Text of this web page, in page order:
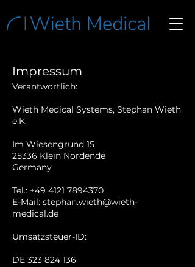
Impressum
Verantwortlich:
Wieth Medical Systems, Stephan Wieth
e.K.
Im Wiesengrund 15
25336 Klein Nordende
Germany
Tel.: +49 4121 7894370
E-Mail: stephan.wieth@wieth-
medical.de
Umsatzsteuer-ID:
DE 323 824 136